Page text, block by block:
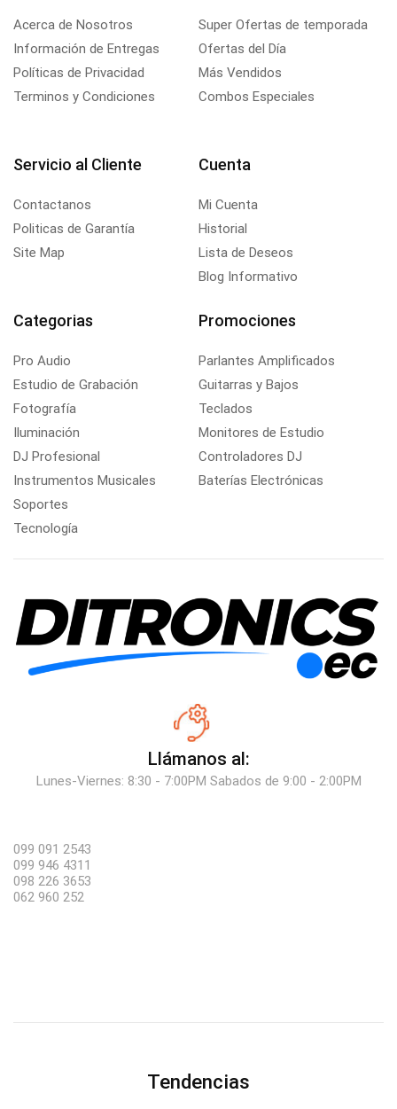
Acerca de Nosotros
Información de Entregas
Políticas de Privacidad
Terminos y Condiciones
Super Ofertas de temporada
Ofertas del Día
Más Vendidos
Combos Especiales
Servicio al Cliente
Contactanos
Politicas de Garantía
Site Map
Cuenta
Mi Cuenta
Historial
Lista de Deseos
Blog Informativo
Categorias
Pro Audio
Estudio de Grabación
Fotografía
Iluminación
DJ Profesional
Instrumentos Musicales
Soportes
Tecnología
Promociones
Parlantes Amplificados
Guitarras y Bajos
Teclados
Monitores de Estudio
Controladores DJ
Baterías Electrónicas
Llámanos al:
Lunes-Viernes: 8:30 - 7:00PM Sabados de 9:00 - 2:00PM
099 091 2543
099 946 4311
098 226 3653
062 960 252
Tendencias